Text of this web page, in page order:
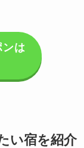
は
い宿を紹介